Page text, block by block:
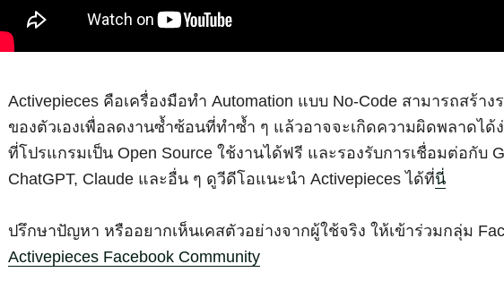
Activepieces คือเครื่องมือทำ Automation แบบ No-Code สามารถสร้า
ของตัวเองเพื่อลดงานซ้ำซ้อนที่ทำซ้ำ ๆ แล้วอาจจะเกิดความผิดพลาดได้
ที่โปรแกรมเป็น Open Source ใช้งานได้ฟรี และรองรับการเชื่อมต่อกับ
ChatGPT, Claude และอื่น ๆ ดูวีดีโอแนะนำ Activepieces ได้ที่นี่
ปรึกษาปัญหา หรืออยากเห็นเคสตัวอย่างจากผู้ใช้จริง ให้เข้าร่วมกลุ่ม
Activepieces Facebook Community